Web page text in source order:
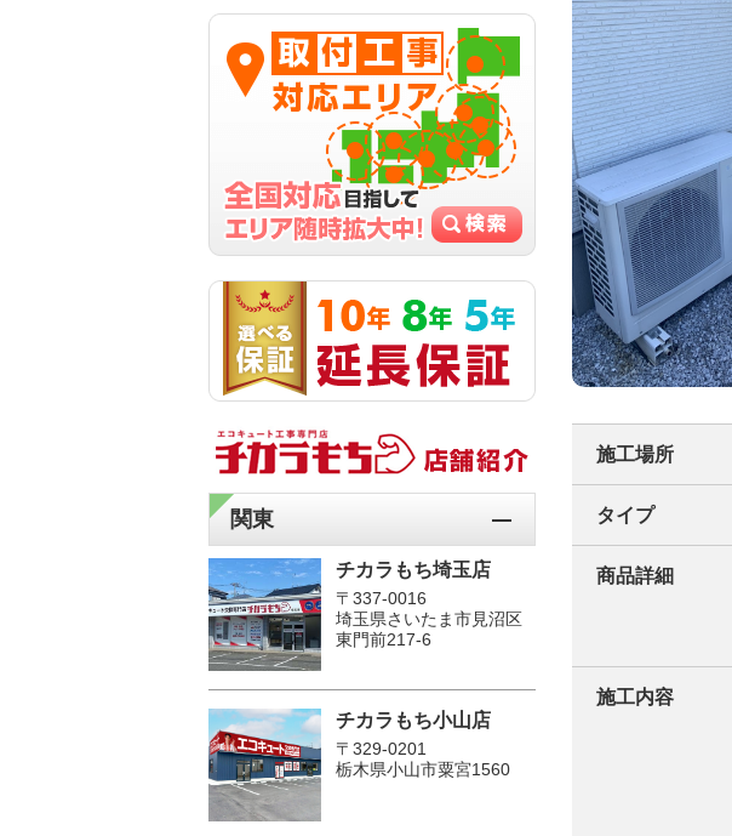
施工場所
タイプ
商品詳細
施工内容
関東
チカラもち埼玉店
〒337-0016
埼玉県さいたま市見沼区
東門前217-6
チカラもち小山店
〒329-0201
栃木県小山市粟宮1560